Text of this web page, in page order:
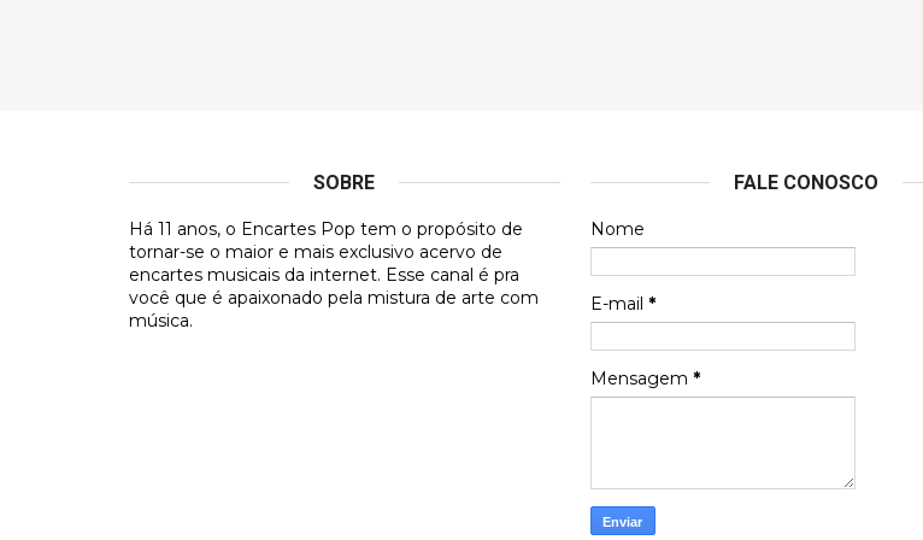
SOBRE
Há 11 anos, o Encartes Pop tem o propósito de
tornar-se o maior e mais exclusivo acervo de
encartes musicais da internet. Esse canal é pra
você que é apaixonado pela mistura de arte com
música.
FALE CONOSCO
Nome
E-mail *
Mensagem *